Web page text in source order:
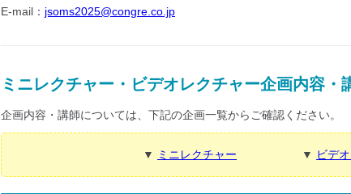
E-mail： jsoms2025@congre.co.jp
ミニレクチャー・ビデオレクチャー企画内容・
企画内容・講師については、下記の企画一覧からご確認ください。
▼ ミニレクチャー ▼ ビデ